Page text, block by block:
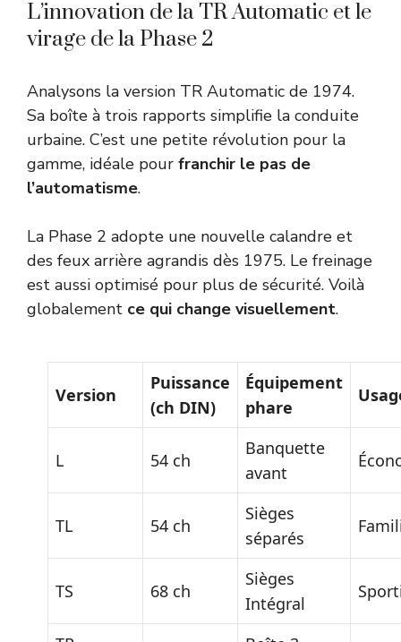
L’innovation de la TR Automatic et le
virage de la Phase 2
Analysons la version TR Automatic de 1974.
Sa boîte à trois rapports simplifie la conduite
urbaine. C’est une petite révolution pour la
gamme, idéale pour franchir le pas de
l’automatisme.
La Phase 2 adopte une nouvelle calandre et
des feux arrière agrandis dès 1975. Le freinage
est aussi optimisé pour plus de sécurité. Voilà
globalement ce qui change visuellement.
Version
Puissance
(ch DIN)
Équipement
phare
L 54 ch
Banquette
avant
TL 54 ch
Sièges
séparés
TS 68 ch
Sièges
Intégral